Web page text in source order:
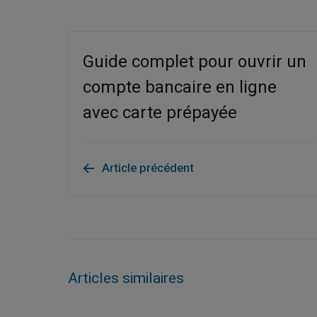
Guide complet pour ouvrir un
compte bancaire en ligne
avec carte prépayée
Article précédent
Articles similaires